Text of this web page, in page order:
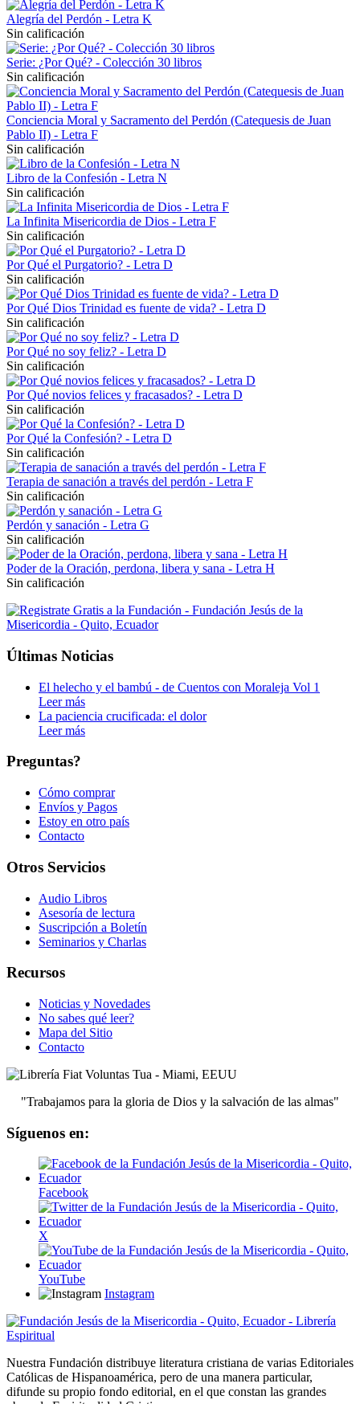
Alegría del Perdón - Letra K
Sin calificación
Serie: ¿Por Qué? - Colección 30 libros
Sin calificación
Conciencia Moral y Sacramento del Perdón (Catequesis de Juan
Pablo II) - Letra F
Sin calificación
Libro de la Confesión - Letra N
Sin calificación
La Infinita Misericordia de Dios - Letra F
Sin calificación
Por Qué el Purgatorio? - Letra D
Sin calificación
Por Qué Dios Trinidad es fuente de vida? - Letra D
Sin calificación
Por Qué no soy feliz? - Letra D
Sin calificación
Por Qué novios felices y fracasados? - Letra D
Sin calificación
Por Qué la Confesión? - Letra D
Sin calificación
Terapia de sanación a través del perdón - Letra F
Sin calificación
Perdón y sanación - Letra G
Sin calificación
Poder de la Oración, perdona, libera y sana - Letra H
Sin calificación
Últimas Noticias
El helecho y el bambú - de Cuentos con Moraleja Vol 1
Leer más
La paciencia crucificada: el dolor
Leer más
Preguntas?
Cómo comprar
Envíos y Pagos
Estoy en otro país
Contacto
Otros Servicios
Audio Libros
Asesoría de lectura
Suscripción a Boletín
Seminarios y Charlas
Recursos
Noticias y Novedades
No sabes qué leer?
Mapa del Sitio
Contacto
"Trabajamos para la gloria de Dios y la salvación de las almas"
Síguenos en:
Facebook
X
YouTube
Instagram
Nuestra Fundación distribuye literatura cristiana de varias Editoriales
Católicas de Hispanoamérica, pero de una manera particular,
difunde su propio fondo editorial, en el que constan las grandes